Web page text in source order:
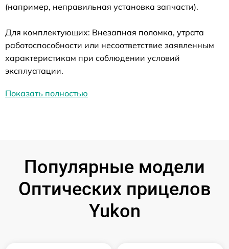
(например, неправильная установка запчасти).
Для комплектующих: Внезапная поломка, утрата
работоспособности или несоответствие заявленным
характеристикам при соблюдении условий
эксплуатации.
Показать полностью
Популярные модели
Оптических прицелов
Yukon